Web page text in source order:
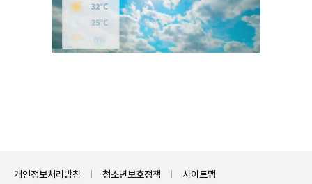
개인정보처리방침 청소년보호정책 사이트맵